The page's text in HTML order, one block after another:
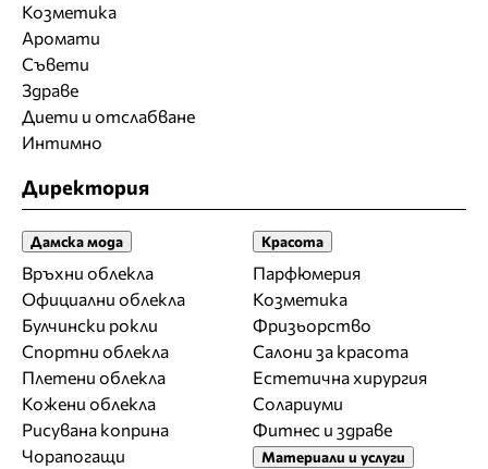
Козметика
Аромати
Съвети
Здраве
Диети и отслабване
Интимно
Директория
Дамска мода
Връхни облекла
Официални облекла
Булчински рокли
Спортни облекла
Плетени облекла
Кожени облекла
Рисувана коприна
Чорапогащи
Красота
Парфюмерия
Козметика
Фризьорство
Салони за красота
Естетична хирургия
Солариуми
Фитнес и здраве
Материали и услуги